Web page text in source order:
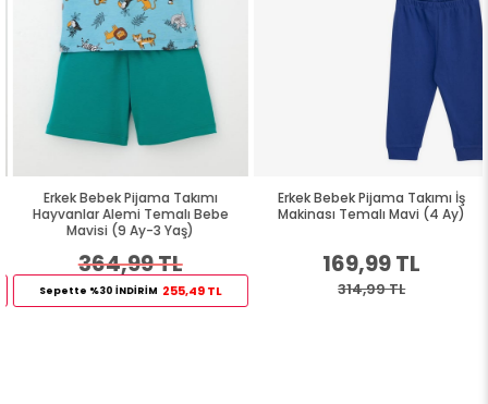
Erkek Bebek Pijama Takımı
Hayvanlar Alemi Temalı Bebe
Mavisi (9 Ay-3 Yaş)
364,99 TL
Sepette %30 İNDİRİM 255,49 TL
Erkek Bebek Pijama Takımı İş
Makinası Temalı Mavi (4 Ay)
169,99 TL
314,99 TL